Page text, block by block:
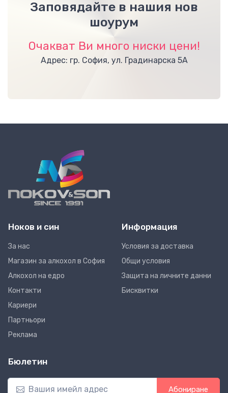
Заповядайте в нашия нов
шоурум
Очакват Ви много ниски цени!
Адрес: гр. София, ул. Градинарска 5А
Ноков и син
За нас
Магазин за алкохол в София
Алкохол на едро
Контакти
Кариери
Партньори
Реклама
Информация
Условия за доставка
Общи условия
Защита на личните данни
Бисквитки
Бюлетин
Абониране